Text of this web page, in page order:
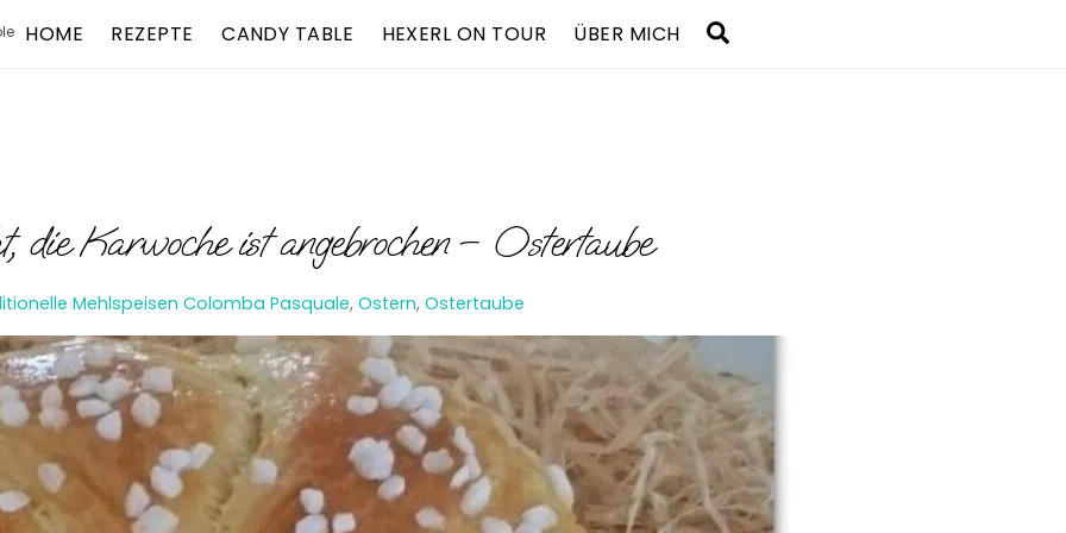
HOME REZEPTE CANDY TABLE HEXERL ON TOUR ÜBER MICH
die Karwoche ist angebrochen – Ostertaube
Mehlspeisen Colomba Pasquale,Ostern,Ostertaube